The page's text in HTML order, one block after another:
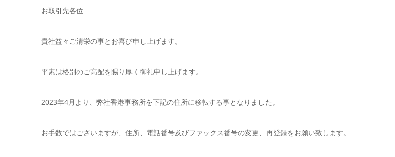
お取引先各位
貴社益々ご清栄の事とお喜び申し上げます。
平素は格別のご高配を賜り厚く御礼申し上げます。
2023年4月より、弊社香港事務所を下記の住所に移転する事となりました。
お手数ではございますが、住所、電話番号及びファックス番号の変更、再登録をお願い致します。